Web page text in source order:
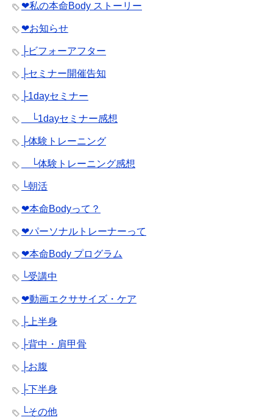
❤︎私の本命Body ストーリー
❤︎お知らせ
├ビフォーアフター
├セミナー開催告知
├1dayセミナー
└1dayセミナー感想
├体験トレーニング
└体験トレーニング感想
└朝活
❤︎本命Bodyって？
❤︎パーソナルトレーナーって
❤︎本命Body プログラム
└受講中
❤︎動画エクササイズ・ケア
├上半身
├背中・肩甲骨
├お腹
├下半身
└その他